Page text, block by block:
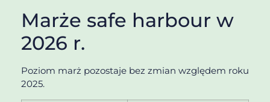
Marże safe harbour w
2026 r.
Poziom marż pozostaje bez zmian względem roku
2025.